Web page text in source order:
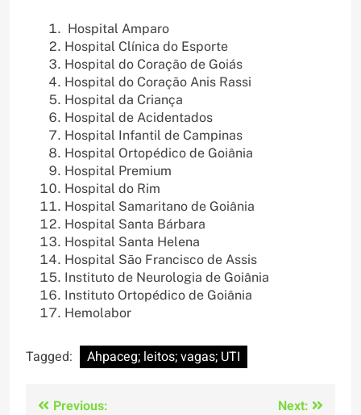
Hospital Amparo
Hospital Clínica do Esporte
Hospital do Coração de Goiás
Hospital do Coração Anis Rassi
Hospital da Criança
Hospital de Acidentados
Hospital Infantil de Campinas
Hospital Ortopédico de Goiânia
Hospital Premium
Hospital do Rim
Hospital Samaritano de Goiânia
Hospital Santa Bárbara
Hospital Santa Helena
Hospital São Francisco de Assis
Instituto de Neurologia de Goiânia
Instituto Ortopédico de Goiânia
Hemolabor
Tagged: Ahpaceg; leitos; vagas; UTI
Previous: Next: